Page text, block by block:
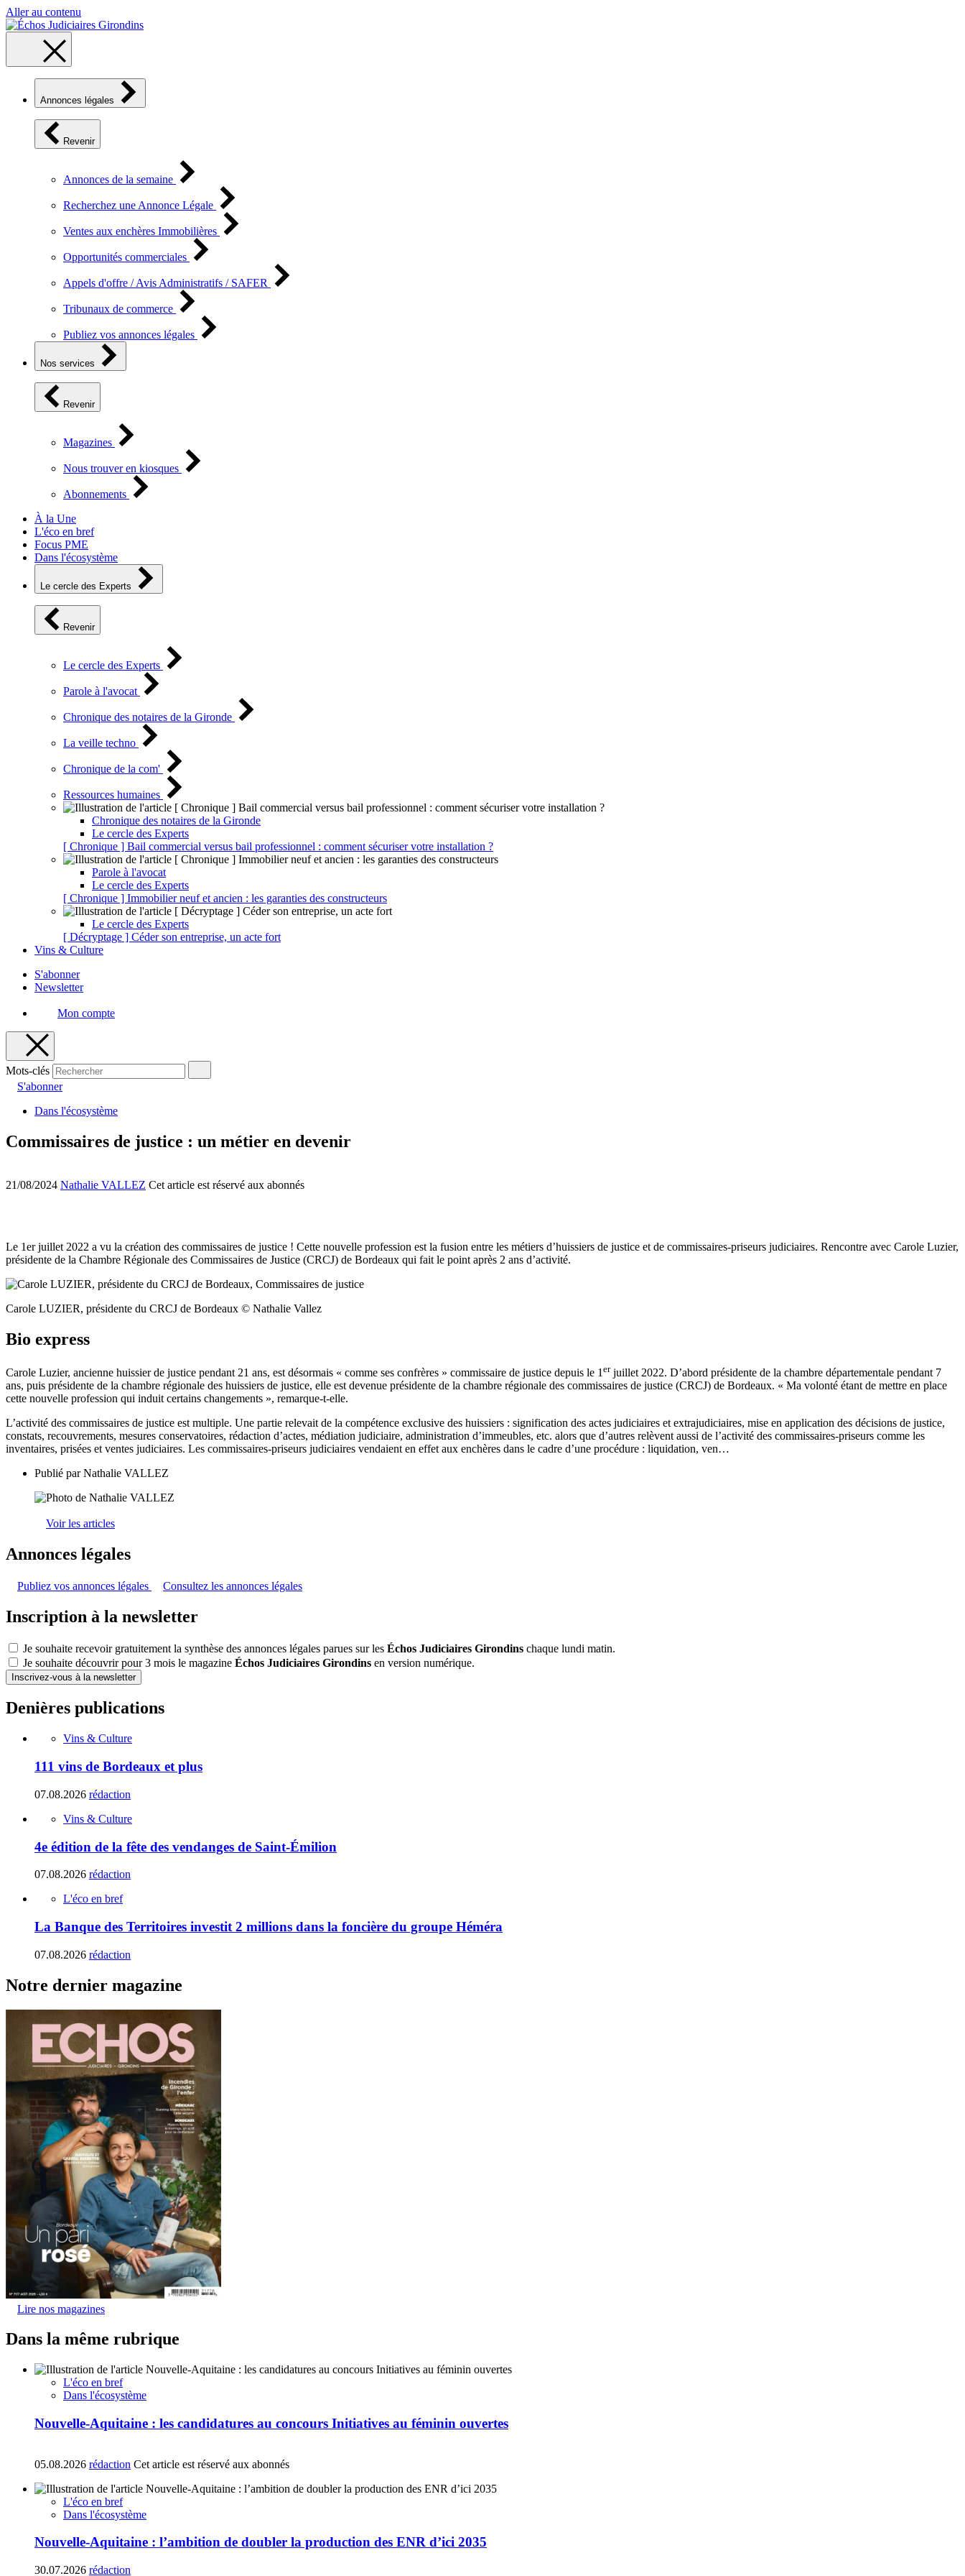
Aller au contenu
Annonces légales
Revenir
Annonces de la semaine
Recherchez une Annonce Légale
Ventes aux enchères Immobilières
Opportunités commerciales
Appels d'offre / Avis Administratifs / SAFER
Tribunaux de commerce
Publiez vos annonces légales
Nos services
Revenir
Magazines
Nous trouver en kiosques
Abonnements
À la Une
L'éco en bref
Focus PME
Dans l'écosystème
Le cercle des Experts
Revenir
Le cercle des Experts
Parole à l'avocat
Chronique des notaires de la Gironde
La veille techno
Chronique de la com'
Ressources humaines
Chronique des notaires de la Gironde
Le cercle des Experts
[ Chronique ] Bail commercial versus bail professionnel : comment sécuriser votre installation ?
Parole à l'avocat
Le cercle des Experts
[ Chronique ] Immobilier neuf et ancien : les garanties des constructeurs
Le cercle des Experts
[ Décryptage ] Céder son entreprise, un acte fort
Vins & Culture
S'abonner
Newsletter
Mon compte
Mots-clés
S'abonner
Dans l'écosystème
Commissaires de justice : un métier en devenir
21/08/2024 Nathalie VALLEZ Cet article est réservé aux abonnés
Le 1er juillet 2022 a vu la création des commissaires de justice ! Cette nouvelle profession est la fusion entre les métiers d’huissiers de justice et de commissaires-priseurs judiciaires. Rencontre avec Carole Luzier,
présidente de la Chambre Régionale des Commissaires de Justice (CRCJ) de Bordeaux qui fait le point après 2 ans d’activité.
Carole LUZIER, présidente du CRCJ de Bordeaux © Nathalie Vallez
Bio express
Carole Luzier, ancienne huissier de justice pendant 21 ans, est désormais « comme ses confrères » commissaire de justice depuis le 1 erjuillet 2022. D’abord présidente de la chambre départementale pendant 7
ans, puis présidente de la chambre régionale des huissiers de justice, elle est devenue présidente de la chambre régionale des commissaires de justice (CRCJ) de Bordeaux. « Ma volonté étant de mettre en place
cette nouvelle profession qui induit certains changements », remarque-t-elle.
L’activité des commissaires de justice est multiple. Une partie relevait de la compétence exclusive des huissiers : signification des actes judiciaires et extrajudiciaires, mise en application des décisions de justice,
constats, recouvrements, mesures conservatoires, rédaction d’actes, médiation judiciaire, administration d’immeubles, etc. alors que d’autres relèvent aussi de l’activité des commissaires-priseurs comme les
inventaires, prisées et ventes judiciaires. Les commissaires-priseurs judiciaires vendaient en effet aux enchères dans le cadre d’une procédure : liquidation, ven…
Publié parNathalie VALLEZ
Voir les articles
Annonces légales
Publiez vos annonces légales Consultez les annonces légales
Inscription à la newsletter
Je souhaite recevoir gratuitement la synthèse des annonces légales parues sur les Échos Judiciaires Girondins chaque lundi matin.
Je souhaite découvrir pour 3 mois le magazine Échos Judiciaires Girondins en version numérique.
Inscrivez-vous à la newsletter
Denières publications
Vins & Culture
111 vins de Bordeaux et plus
07.08.2026 rédaction
Vins & Culture
4e édition de la fête des vendanges de Saint-Émilion
07.08.2026 rédaction
L'éco en bref
La Banque des Territoires investit 2 millions dans la foncière du groupe Héméra
07.08.2026 rédaction
Notre dernier magazine
Lire nos magazines
Dans la même rubrique
L'éco en bref
Dans l'écosystème
Nouvelle-Aquitaine : les candidatures au concours Initiatives au féminin ouvertes
05.08.2026 rédaction Cet article est réservé aux abonnés
L'éco en bref
Dans l'écosystème
Nouvelle-Aquitaine : l’ambition de doubler la production des ENR d’ici 2035
30.07.2026 rédaction